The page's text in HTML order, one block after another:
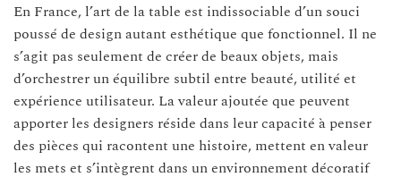
En France, l’art de la table est indissociable d’un souci
poussé de design autant esthétique que fonctionnel. Il ne
s’agit pas seulement de créer de beaux objets, mais
d’orchestrer un équilibre subtil entre beauté, utilité et
expérience utilisateur. La valeur ajoutée que peuvent
apporter les designers réside dans leur capacité à penser
des pièces qui racontent une histoire, mettent en valeur
les mets et s’intègrent dans un environnement décoratif